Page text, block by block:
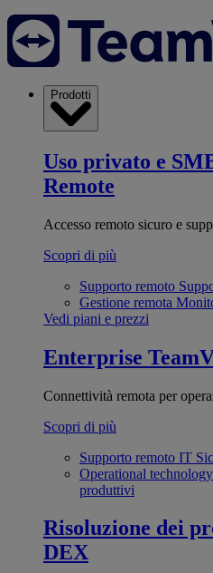
Prodotti
Uso privato e
Remote
Accesso remoto sicuro e
Scopri di più
Supporto remoto
Gestione remota
Vedi piani e prezzi
Enterprise
Connettività remota per
Scopri di più
Supporto remoto IT
Operational technology
produttivi
Risoluzione dei
DEX